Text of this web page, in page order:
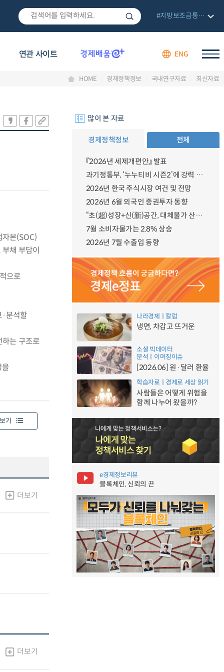
연관 사이트 ENG
#지방보조금통합관리망
HOME 경제정책정보 국내연구자료 최신자료
본(SOC)
채 부담이
으로
분석할
는 구조로
을
기
더보기
더보기
많이 본 자료
경제정책정보 전체
『2026년 세제개편안』 발표
과기정통부, ‘누누티비 시즌2’에 강력 대응 의지 밝혀
2026년 한국 주식시장 여건 및 전망
2026년 6월 외국인 증권투자 동향
“초(超)성장+신(新)공간, 대체불가 산업강국”
7월 소비자물가는 2.8% 상승
2026년 7월 수출입 동향
나라경제ㅣ칼럼
냉면, 차갑고 뜨거운
소셜 빅데이터
분석ㅣ이머징이슈
[2026.06] 원·달러 환율
학습자료ㅣ경제로 세상 읽기
사람들은 어떻게 위험을
함께 나누어 왔을까?
e경제정보리뷰
블록체인, 신뢰의 끈